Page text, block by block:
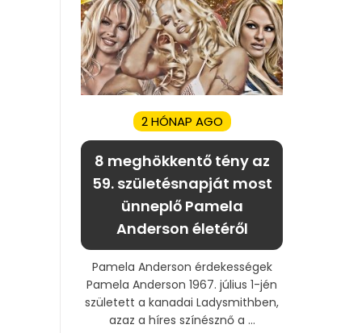
2 HÓNAP AGO
8 meghökkentő tény az
59. születésnapját most
ünneplő Pamela
Anderson életéről
Pamela Anderson érdekességek
Pamela Anderson 1967. július 1-jén
született a kanadai Ladysmithben,
azaz a híres színésznő a ...